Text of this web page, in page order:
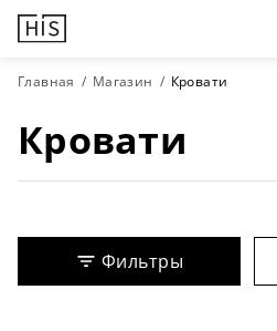
Главная Магазин Кровати
Кровати
Фильтры